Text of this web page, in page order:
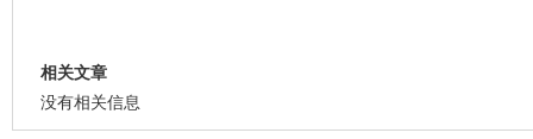
相关文章
没有相关信息